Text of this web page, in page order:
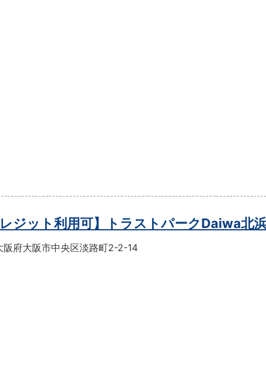
レジット利用可】トラストパークDaiwa北
阪府大阪市中央区淡路町2-2-14